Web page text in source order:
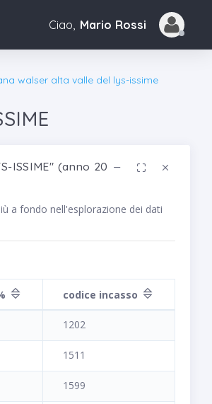
Ciao, Mario Rossi
walser alta valle del lys-issime
ISSIME" (anno 2015)
a fondo nell'esplorazione dei dati
codice incasso
1202
1511
1599